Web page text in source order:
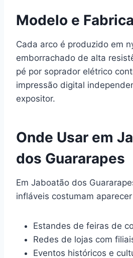
Modelo e
Cada arco é produzido em
emborrachado de alta
pé por soprador elétrico
impressão digital
expositor.
Onde Usar em
dos Guararapes
Em Jaboatão dos
infláveis costumam
Estandes de feiras de
Redes de lojas com
Eventos históricos e